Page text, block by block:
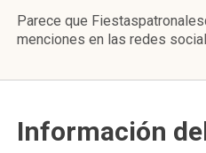
Parece que
menciones en las redes
Información